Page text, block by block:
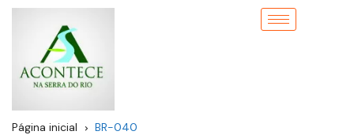
Página inicial BR-040